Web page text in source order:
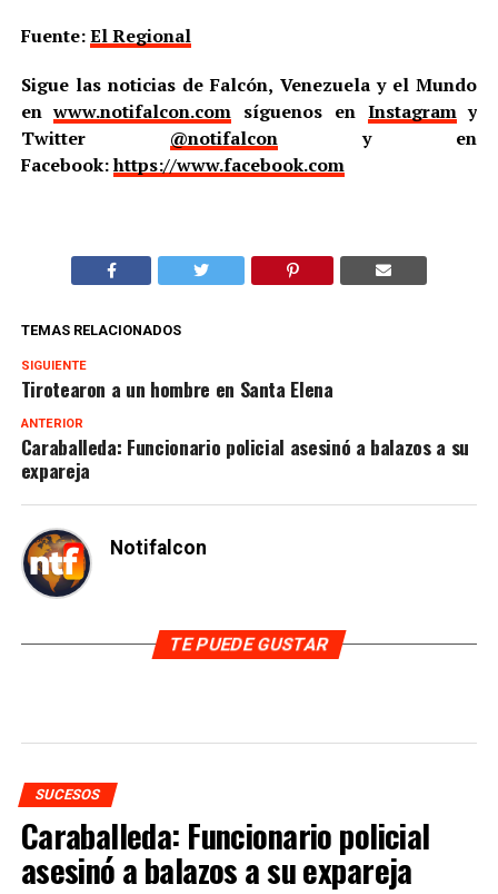
Fuente:El Regional
Sigue las noticias de Falcón, Venezuela y el Mundo
enwww.notifalcon.com síguenos en Instagramy
Twitter @notifalcony en
Facebook:https://www.facebook.com
TEMAS RELACIONADOS
SIGUIENTE
Tirotearon a un hombre en Santa Elena
ANTERIOR
Caraballeda: Funcionario policial asesinó a balazos a su
expareja
Notifalcon
TE PUEDE GUSTAR
SUCESOS
Caraballeda: Funcionario policial
asesinó a balazos a su expareja